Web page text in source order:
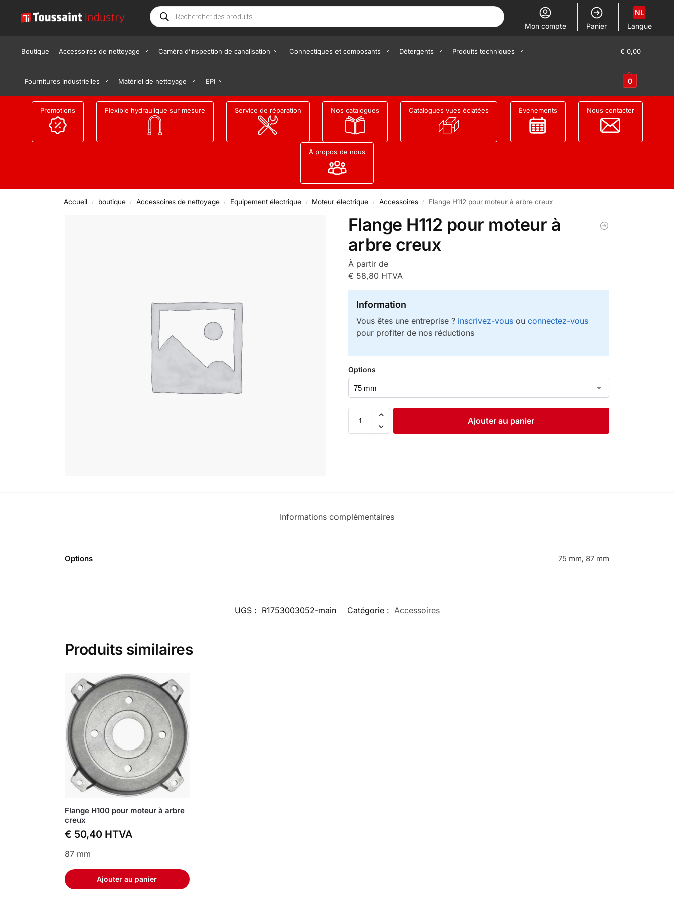
Mon compte Panier Langue
NL
Boutique Accessoires de nettoyage Caméra d’inspection de canalisation Connectiques et composants Détergents Produits techniques
Fournitures industrielles Matériel de nettoyage EPI
€ 0,00
0
Promotions Flexible hydraulique sur mesure Service de réparation Nos catalogues Catalogues vues éclatées Évènements Nous contacter
A propos de nous
Accueil / boutique / Accessoires de nettoyage / Equipement électrique / Moteur électrique / Accessoires / Flange H112 pour moteur à arbre creux
Flange H112 pour moteur à
arbre creux
À partir de
€ 58,80 HTVA
Information
Vous êtes une entreprise ? inscrivez-vousou connectez-vous
pour profiter de nos réductions
Options
Ajouter au panier
Informations complémentaires
Options 75 mm, 87 mm
UGS : R1753003052-main Catégorie : Accessoires
Produits similaires
Flange H100 pour moteur à arbre
creux
€ 50,40 HTVA
Ajouter au panier
87 mm